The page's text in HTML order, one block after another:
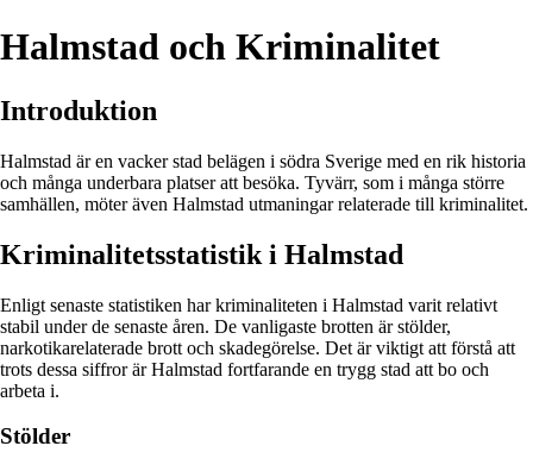
Halmstad och Kriminalitet
Introduktion
Halmstad är en vacker stad belägen i södra Sverige med en rik historia
och många underbara platser att besöka. Tyvärr, som i många större
samhällen, möter även Halmstad utmaningar relaterade till kriminalitet.
Kriminalitetsstatistik i Halmstad
Enligt senaste statistiken har kriminaliteten i Halmstad varit relativt
stabil under de senaste åren. De vanligaste brotten är stölder,
narkotikarelaterade brott och skadegörelse. Det är viktigt att förstå att
trots dessa siffror är Halmstad fortfarande en trygg stad att bo och
arbeta i.
Stölder